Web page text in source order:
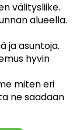
välitysliike.
alueella.
ja asuntoja.
hyvin
miten eri
ne saadaan